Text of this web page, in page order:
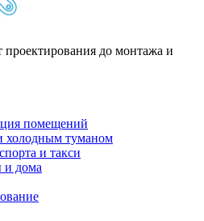
до монтажа и
помещений
холодным туманом
и такси
и дома